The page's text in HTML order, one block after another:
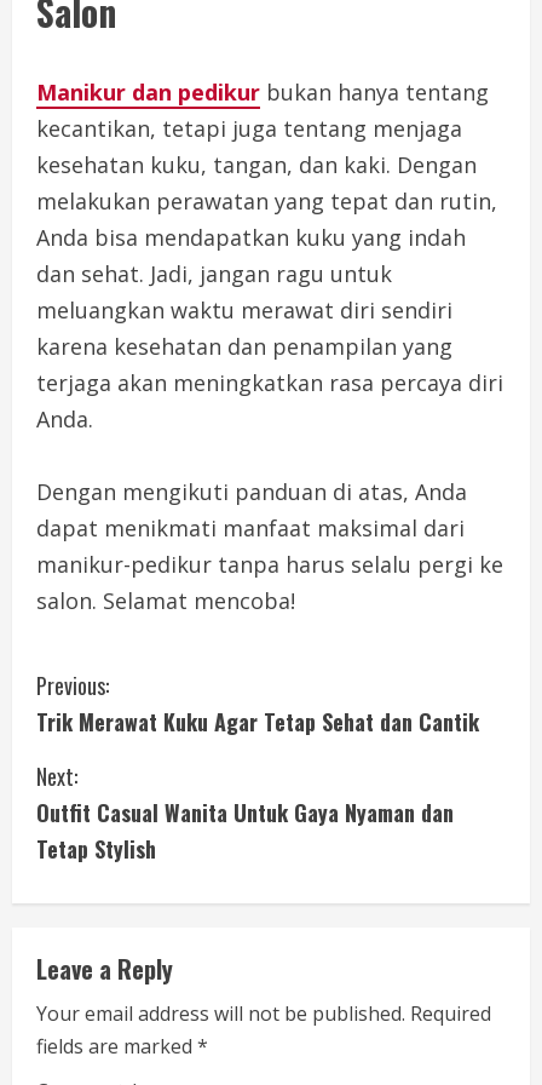
Salon
Manikur dan pedikur bukan hanya tentang
kecantikan, tetapi juga tentang menjaga
kesehatan kuku, tangan, dan kaki. Dengan
melakukan perawatan yang tepat dan rutin,
Anda bisa mendapatkan kuku yang indah
dan sehat. Jadi, jangan ragu untuk
meluangkan waktu merawat diri sendiri
karena kesehatan dan penampilan yang
terjaga akan meningkatkan rasa percaya diri
Anda.
Dengan mengikuti panduan di atas, Anda
dapat menikmati manfaat maksimal dari
manikur-pedikur tanpa harus selalu pergi ke
salon. Selamat mencoba!
C
o
n
t
i
n
u
e
Previous:
Trik Merawat Kuku Agar Tetap Sehat dan Cantik
Next:
Outfit Casual Wanita Untuk Gaya Nyaman dan
Tetap Stylish
Leave a Reply
Your email address will not be published. Required
fields are marked *